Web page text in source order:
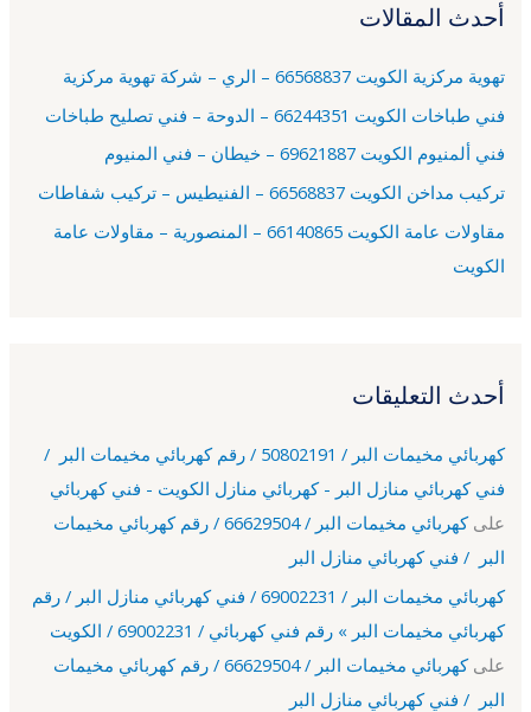
ث
ن
:
أحدث المقالات
تهوية مركزية الكويت 66568837 – الري – شركة تهوية مركزية
فني طباخات الكويت 66244351 – الدوحة – فني تصليح طباخات
فني ألمنيوم الكويت 69621887 – خيطان – فني المنيوم
تركيب مداخن الكويت 66568837 – الفنيطيس – تركيب شفاطات
مقاولات عامة الكويت 66140865 – المنصورية – مقاولات عامة
الكويت
أحدث التعليقات
كهربائي مخيمات البر / 50802191 / رقم كهربائي مخيمات البر /
فني كهربائي منازل البر - كهربائي منازل الكويت - فني كهربائي
على
كهربائي مخيمات البر / 66629504 / رقم كهربائي مخيمات
البر / فني كهربائي منازل البر
كهربائي مخيمات البر / 69002231 / فني كهربائي منازل البر / رقم
كهربائي مخيمات البر » رقم فني كهربائي / 69002231 / الكويت
على
كهربائي مخيمات البر / 66629504 / رقم كهربائي مخيمات
البر / فني كهربائي منازل البر